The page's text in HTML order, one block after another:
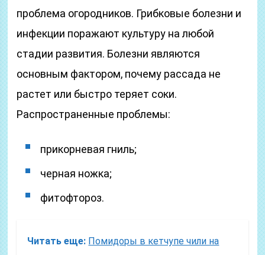
проблема огородников. Грибковые болезни и
инфекции поражают культуру на любой
стадии развития. Болезни являются
основным фактором, почему рассада не
растет или быстро теряет соки.
Распространенные проблемы:
прикорневая гниль;
черная ножка;
фитофтороз.
Читать еще: Помидоры в кетчупе чили на